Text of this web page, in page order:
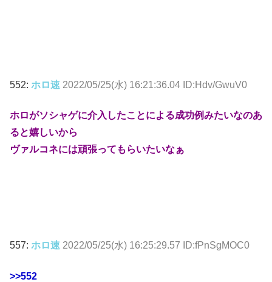
552: ホロ速 2022/05/25(水) 16:21:36.04 ID:Hdv/GwuV0
ホロがソシャゲに介入したことによる成功例みたいなのあ
ると嬉しいから
ヴァルコネには頑張ってもらいたいなぁ
557: ホロ速 2022/05/25(水) 16:25:29.57 ID:fPnSgMOC0
>>552